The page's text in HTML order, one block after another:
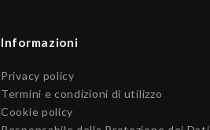
Informazioni
Privacy policy
Termini e condizioni di utilizzo
Cookie policy